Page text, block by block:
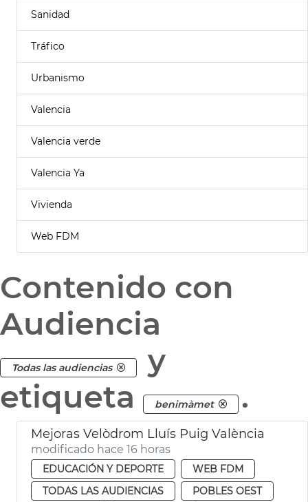
Sanidad
Tráfico
Urbanismo
Valencia
Valencia verde
Valencia Ya
Vivienda
Web FDM
Contenido con
Audiencia
Todas las audiencias
y
etiqueta
benimàmet .
Mejoras Velòdrom Lluís Puig València
modificado hace 16 horas
EDUCACIÓN Y DEPORTE
WEB FDM
TODAS LAS AUDIENCIAS
POBLES OEST